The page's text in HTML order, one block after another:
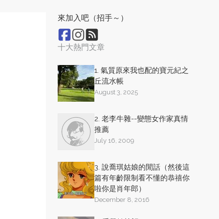
來加入吧（招手～）
十大熱門文章
1. 氣質原來我也配的寶元紀之
丘流水帳
August 3, 2025
2. 老李牛雜--變態女作家真情
推薦
July 16, 2009
3. 說喬琪姑娘的閒話（然後這
篇有年齡限制看不懂的恭禧你
啦你是肖年郎）
December 8, 2016